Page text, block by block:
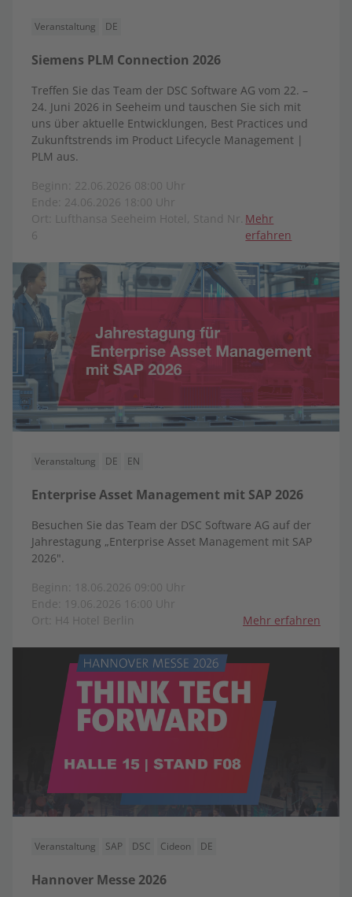
Veranstaltung DE
Siemens PLM Connection 2026
Treffen Sie das Team der DSC Software AG vom 22. –
24. Juni 2026 in Seeheim und tauschen Sie sich mit
uns über aktuelle Entwicklungen, Best Practices und
Zukunftstrends im Product Lifecycle Management |
PLM aus.
Beginn: 22.06.2026 08:00 Uhr
Ende: 24.06.2026 18:00 Uhr
Ort: Lufthansa Seeheim Hotel, Stand Nr.
6
Mehr
erfahren
Veranstaltung DE EN
Enterprise Asset Management mit SAP 2026
Besuchen Sie das Team der DSC Software AG auf der
Jahrestagung „Enterprise Asset Management mit SAP
2026".
Beginn: 18.06.2026 09:00 Uhr
Ende: 19.06.2026 16:00 Uhr
Ort: H4 Hotel Berlin
Mehr erfahren
Veranstaltung SAP DSC Cideon DE
Hannover Messe 2026